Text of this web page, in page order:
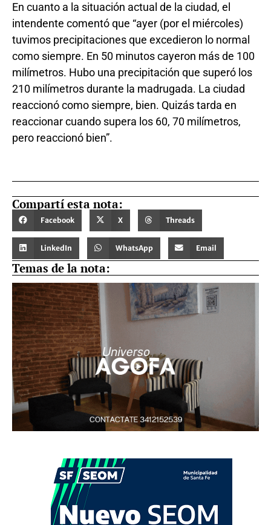
En cuanto a la situación actual de la ciudad, el
intendente comentó que “ayer (por el miércoles)
tuvimos precipitaciones que excedieron lo normal
como siempre. En 50 minutos cayeron más de 100
milímetros. Hubo una precipitación que superó los
210 milímetros durante la madrugada. La ciudad
reaccionó como siempre, bien. Quizás tarda en
reaccionar cuando supera los 60, 70 milímetros,
pero reaccionó bien”.
Compartí esta nota:
Facebook X Threads
LinkedIn WhatsApp Email
Temas de la nota: